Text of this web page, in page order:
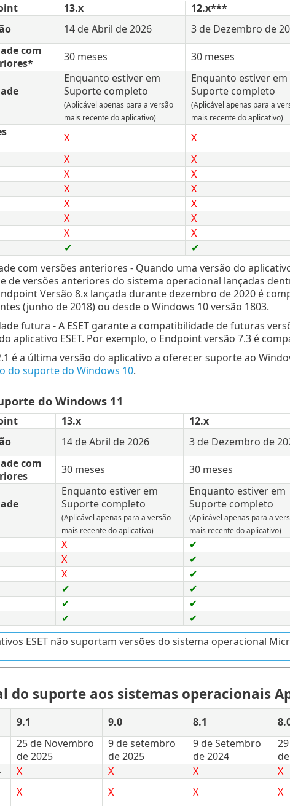
13.x 12.x***
14 de Abril de 2026 3 de Dezembro de
com
30 meses 30 meses
Enquanto estiver em
Suporte completo
(Aplicável apenas para a versão
mais recente do aplicativo)
Enquanto estiver em
Suporte completo
(Aplicável apenas para a
mais recente do aplicativo)
X X
X X
X X
X X
X X
X X
X X
✔ ✔
com versões anteriores - Quando uma versão do aplicativo
de versões anteriores do sistema operacional lançadas
Versão 8.x lançada durante dezembro de 2020 é
(junho de 2018) ou desde o Windows 10 versão 1803.
futura - A ESET garante a compatibilidade de futuras
aplicativo ESET. Por exemplo, o Endpoint versão 7.3 é
é a última versão do aplicativo a oferecer suporte ao
do suporte do Windows 10.
do Windows 11
13.x 12.x
14 de Abril de 2026 3 de Dezembro de
com
30 meses 30 meses
Enquanto estiver em
Suporte completo
(Aplicável apenas para a versão
mais recente do aplicativo)
Enquanto estiver em
Suporte completo
(Aplicável apenas para a
mais recente do aplicativo)
X ✔
X ✔
X ✔
✔ ✔
✔ ✔
✔ ✔
ESET não suportam versões do sistema operacional
do suporte aos sistemas operacionais
9.1 9.0 8.1
25 de Novembro
de 2025
9 de setembro
de 2025
9 de Setembro
de 2024
X X X X
X X X X